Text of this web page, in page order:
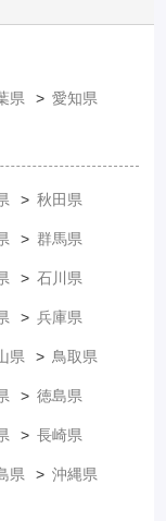
県 愛知県
秋田県
群馬県
石川県
兵庫県
県 鳥取県
徳島県
長崎県
県 沖縄県